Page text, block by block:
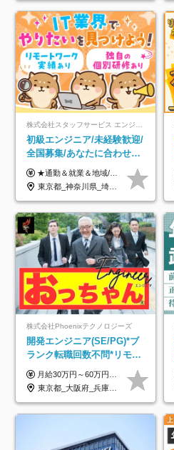
初級エンジニア/未経験歓迎/
全国募集/あなたに合わせた
オリジナル研修をご用
意/AI・IoT/残業平均8時間
★通勤＆就業＆地域/住宅＆役職手当あり ★残業代は全額支給 ★選べる給与制度あり！ ■東京・神奈川・千葉・埼玉勤務の場合 月給24.5万円～55万円＋諸手当 （残業代は全額支給） (20,000円の地域/住宅手当込み) ■愛知・京都・大阪・兵庫勤務の場合 月給24万円以上＋諸手当 （残業代は全額支給） (15,000円の地域/住宅手当込み) ■茨城・栃木・群馬・静岡・三重・滋賀・広島・福岡勤務の場合 月給23.5万円以上＋諸手当 （残業代は全額支給） (10,000円の地域/住宅手当込み) ■北海道・宮城・山梨・長野・岐阜・奈良・和歌山・岡山勤務の場合 月給23万円以上＋諸手当 （残業代は全額支給） (5,000円の地域/住宅手当込み) ■その他のエリア勤務の場合 月給22.5万円以上＋諸手当 （残業代は全額支給） ※経験や能力を考慮し、当社規定により優遇します 【昇給：年一回実施】 【選べる給与制度】 ★収入を重視する方に… 「変動型人事制度」の選択も可能（派遣先からの評価に応じて収入アップ！） ※年2回のタイミングで希望者と面談の上決定します。
東京都_神奈川県_埼玉県_千葉県_大阪府_愛知県_北海道_岩手県_宮城県_山形県_福島県_茨城県_栃木県_群馬県_山梨県_長野県_富山県_石川県_静岡県_岐阜県_三重県_兵庫県_京都府_滋賀県_奈良県_広島県_岡山県_山口県_愛媛県_福岡県_熊本県_長崎県
株式会社Phoenixテクノロジーズ
開発エンジニア(SE/PG)*ブ
ランク転職回数不問*リモー
ト案件多数*残業ほぼ0*通院
のための半休制度あり
月給30万円～60万円+住宅手当+職能手当+役職手当+決算賞与+報奨金 ※経験・能力を考慮し、優遇します ※給与には20時間分のみなし時間外手当(3万7000円以上)を含みます(超過時間分は別途追加支給) ※試用期間3～6ヵ月あり(その間の給与、待遇に差異なし) ※場合によって契約社員での採用の可能性あり(面接時に応相談)
東京都_大阪府_兵庫県_京都府_福岡県